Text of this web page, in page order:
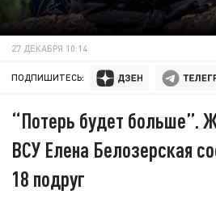
27 ДЕКАБРЯ 10:14
ПОДПИШИТЕСЬ:
“Потерь будет больше”.
ВСУ Елена Белозерская
18 подруг